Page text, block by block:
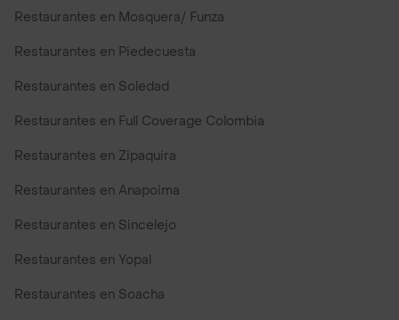
Restaurantes en Mosquera/ Funza
Restaurantes en Piedecuesta
Restaurantes en Soledad
Restaurantes en Full Coverage Colombia
Restaurantes en Zipaquira
Restaurantes en Anapoima
Restaurantes en Sincelejo
Restaurantes en Yopal
Restaurantes en Soacha